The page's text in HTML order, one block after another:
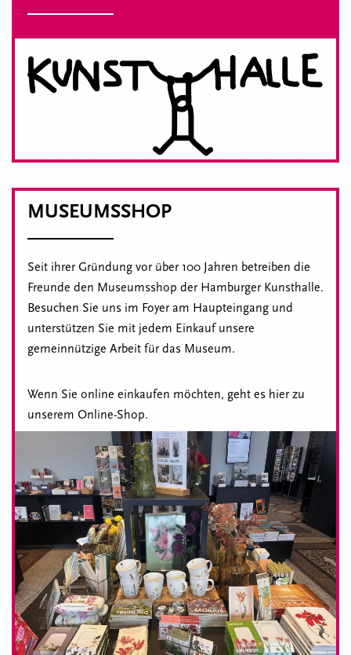
MUSEUMSSHOP
Seit ihrer Gründung vor über 100 Jahren betreiben die
Freunde den Museumsshop der Hamburger Kunsthalle.
Besuchen Sie uns im Foyer am Haupteingang und
unterstützen Sie mit jedem Einkauf unsere
gemeinnützige Arbeit für das Museum.
Wenn Sie online einkaufen möchten, geht es hier zu
unserem Online-Shop.